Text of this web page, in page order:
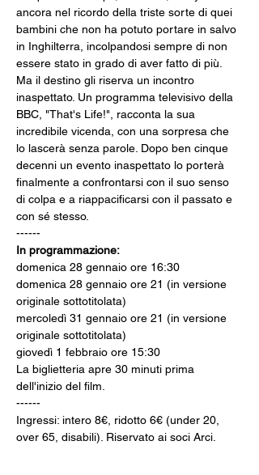
ancora nel ricordo della triste sorte di quei
bambini che non ha potuto portare in salvo
in Inghilterra, incolpandosi sempre di non
essere stato in grado di aver fatto di più.
Ma il destino gli riserva un incontro
inaspettato. Un programma televisivo della
BBC, "That's Life!", racconta la sua
incredibile vicenda, con una sorpresa che
lo lascerà senza parole. Dopo ben cinque
decenni un evento inaspettato lo porterà
finalmente a confrontarsi con il suo senso
di colpa e a riappacificarsi con il passato e
con sé stesso.
------
In programmazione:
domenica 28 gennaio ore 16:30
domenica 28 gennaio ore 21 (in versione
originale sottotitolata)
mercoledì 31 gennaio ore 21 (in versione
originale sottotitolata)
giovedì 1 febbraio ore 15:30
La biglietteria apre 30 minuti prima
dell'inizio del film.
------
Ingressi: intero 8€, ridotto 6€ (under 20,
over 65, disabili). Riservato ai soci Arci.